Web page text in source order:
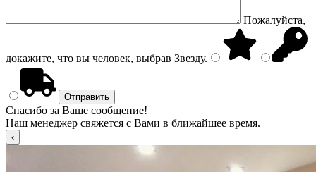
Пожалуйста,
докажите, что вы человек, выбрав Звезду.
Спасибо за Ваше сообщение!
Наш менеджер свяжется с Вами в ближайшее время.